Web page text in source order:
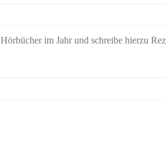
im Jahr und schreibe hierzu